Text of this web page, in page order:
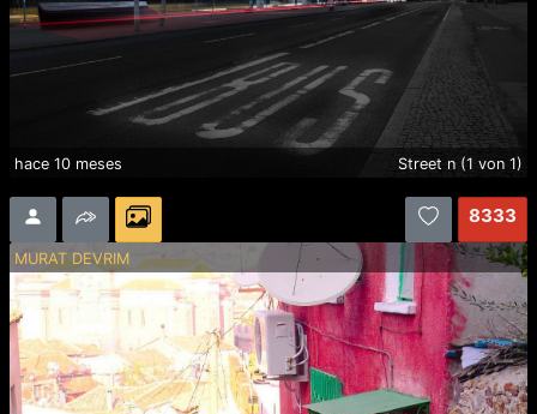
hace 10 meses Street n (1 von 1)
8333
MURAT DEVRIM